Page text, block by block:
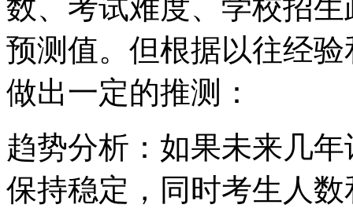
数、考试难度、学校招
预测值。但根据以往经
做出一定的推测：
趋势分析：如果未来几
保持稳定，同时考生人